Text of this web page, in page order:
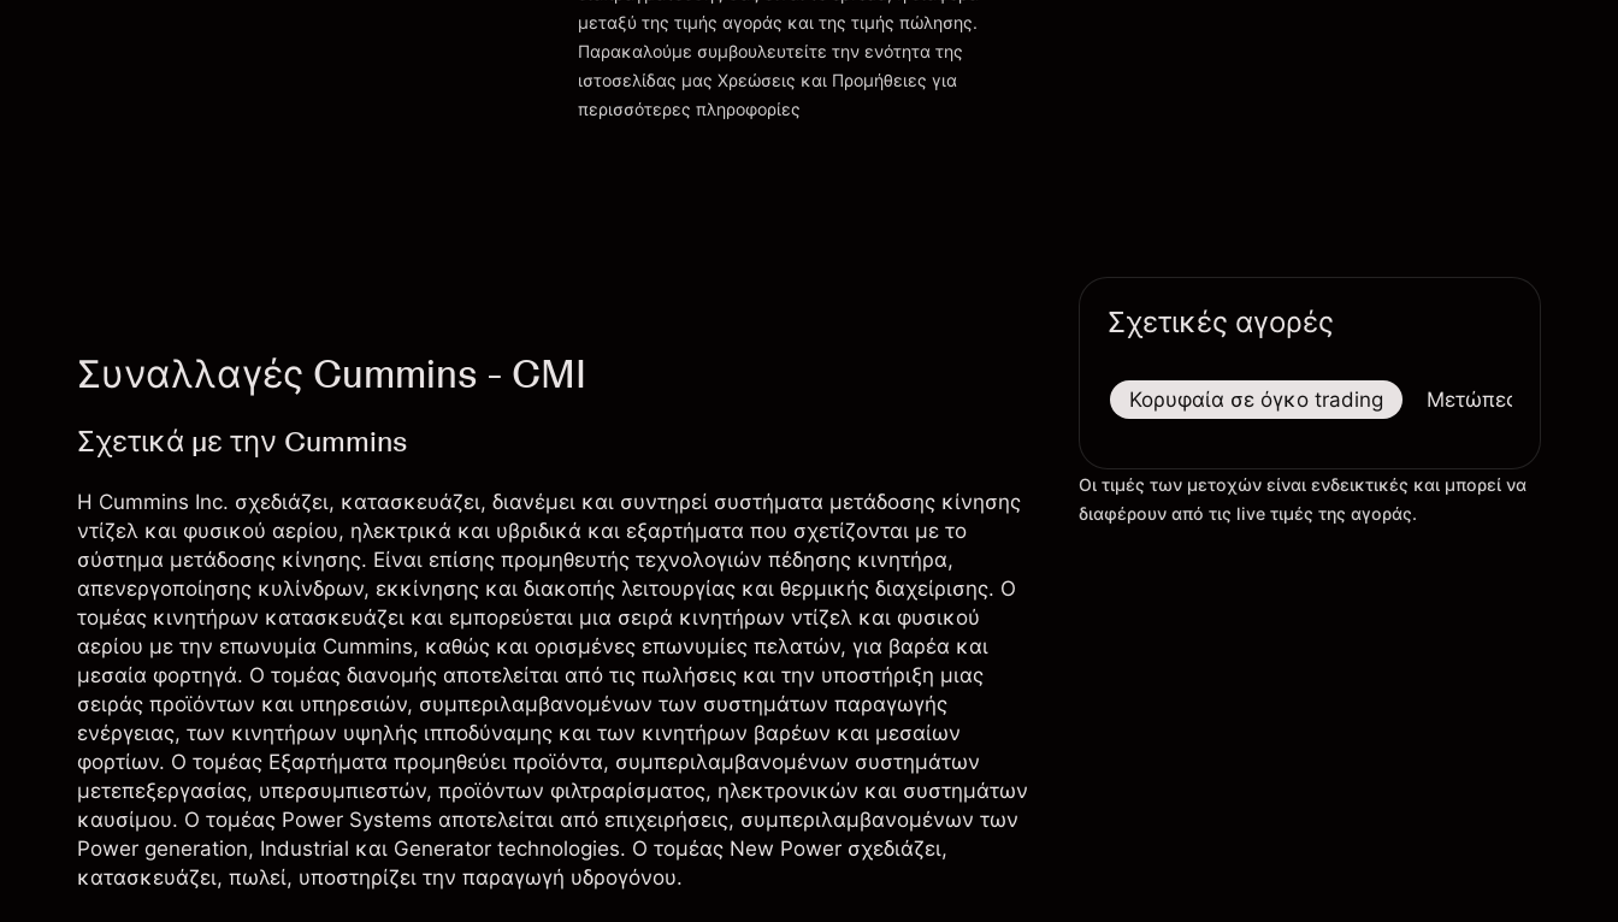
Χρεώσεις και Τέλη
μεταξύ της τιμής αγοράς και της τιμής πώλησης.
Παρακαλούμε συμβουλευτείτε την ενότητα της
ιστοσελίδας μας Χρεώσεις και Προμήθειες για
περισσότερες πληροφορίες
Συναλλαγές Cummins - CMI
Σχετικά με την Cummins
Η Cummins Inc. σχεδιάζει, κατασκευάζει, διανέμει και συντηρεί συστήματα μετάδοσης κίνησης
ντίζελ και φυσικού αερίου, ηλεκτρικά και υβριδικά και εξαρτήματα που σχετίζονται με το
σύστημα μετάδοσης κίνησης. Είναι επίσης προμηθευτής τεχνολογιών πέδησης κινητήρα,
απενεργοποίησης κυλίνδρων, εκκίνησης και διακοπής λειτουργίας και θερμικής διαχείρισης. Ο
τομέας κινητήρων κατασκευάζει και εμπορεύεται μια σειρά κινητήρων ντίζελ και φυσικού
αερίου με την επωνυμία Cummins, καθώς και ορισμένες επωνυμίες πελατών, για βαρέα και
μεσαία φορτηγά. Ο τομέας διανομής αποτελείται από τις πωλήσεις και την υποστήριξη μιας
σειράς προϊόντων και υπηρεσιών, συμπεριλαμβανομένων των συστημάτων παραγωγής
ενέργειας, των κινητήρων υψηλής ιπποδύναμης και των κινητήρων βαρέων και μεσαίων
φορτίων. Ο τομέας Εξαρτήματα προμηθεύει προϊόντα, συμπεριλαμβανομένων συστημάτων
μετεπεξεργασίας, υπερσυμπιεστών, προϊόντων φιλτραρίσματος, ηλεκτρονικών και συστημάτων
καυσίμου. Ο τομέας Power Systems αποτελείται από επιχειρήσεις, συμπεριλαμβανομένων των
Power generation, Industrial και Generator technologies. Ο τομέας New Power σχεδιάζει,
κατασκευάζει, πωλεί, υποστηρίζει την παραγωγή υδρογόνου.
Σχετικές αγορές
Κορυφαία σε όγκο trading Μετώπες
Οι τιμές των μετοχών είναι ενδεικτικές και μπορεί να
διαφέρουν από τις live τιμές της αγοράς.